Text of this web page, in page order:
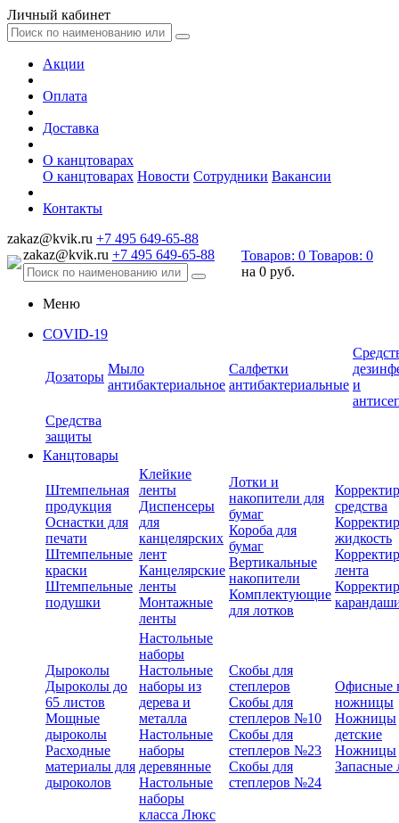
Личный кабинет
Акции
Оплата
Доставка
О канцтоварах
О канцтоварах Новости Сотрудники Вакансии
Контакты
zakaz@kvik.ru +7 495 649-65-88
zakaz@kvik.ru +7 495 649-65-88 Товаров: 0 Товаров: 0
на 0 руб.
Меню
COVID-19
Дозаторы
Мыло
антибактериальное
Салфетки
антибактериальные и
Средства
защиты
Канцтовары
Штемпельная
продукция
Оснастки для
печати
Штемпельные
краски
Штемпельные
подушки
Клейкие
ленты
Диспенсеры
для
канцелярских
лент
Канцелярские
ленты
Монтажные
ленты
Лотки и
накопители для
бумаг
Короба для
бумаг
Вертикальные
накопители
Комплектующие
для лотков
средства
жидкость
лента
Дыроколы
Дыроколы до
65 листов
Мощные
дыроколы
Расходные
материалы для
дыроколов
Настольные
наборы
Настольные
наборы из
дерева и
металла
Настольные
наборы
деревянные
Настольные
наборы
класса Люкс
Скобы для
степлеров
Скобы для
степлеров №10
Скобы для
степлеров №23
Скобы для
степлеров №24
Офисные
ножницы
Ножницы
детские
Ножницы
Запасные